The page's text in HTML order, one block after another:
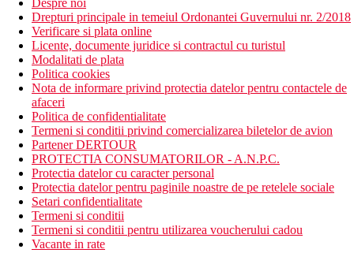
taxa de intrare
Activitati sportive gratuite
fitness
Activitati contra cost
centru SPA si Wellness
sauna
Mese
Mic dejun
Bufet mic dejun
Demipensiune
Mic dejun si cina tip bufet
All Inclusive
Mic dejun, pranz si cina tip bufet
Despre noi
Drepturi principale in temeiul Ordonantei Guvernului nr. 2/2018
Verificare si plata online
Licente, documente juridice si contractul cu turistul
Modalitati de plata
Politica cookies
Nota de informare privind protectia datelor pentru contactele de
afaceri
Politica de confidentialitate
Termeni si conditii privind comercializarea biletelor de avion
Partener DERTOUR
PROTECTIA CONSUMATORILOR - A.N.P.C.
Protectia datelor cu caracter personal
Protectia datelor pentru paginile noastre de pe retelele sociale
Setari confidentialitate
Termeni si conditii
Termeni si conditii pentru utilizarea voucherului cadou
Vacante in rate